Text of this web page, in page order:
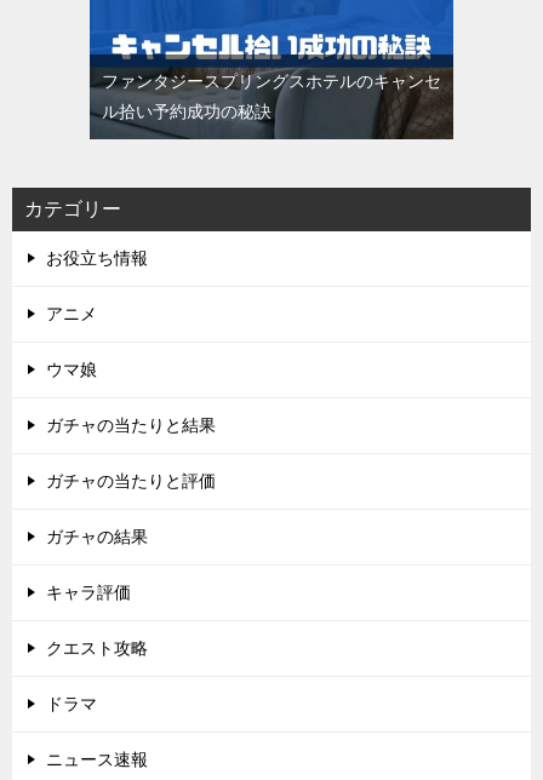
ファンタジースプリングスホテルのキャンセ
ル拾い予約成功の秘訣
カテゴリー
お役立ち情報
アニメ
ウマ娘
ガチャの当たりと結果
ガチャの当たりと評価
ガチャの結果
キャラ評価
クエスト攻略
ドラマ
ニュース速報